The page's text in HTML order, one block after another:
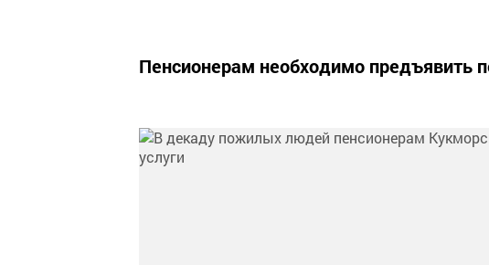
Пенсионерам необходимо предъявить